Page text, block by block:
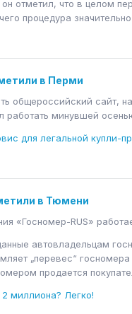
отметил, что в целом
процедура
в Перми
общероссийский сайт,
работать минувшей
для легальной купли-
в Тюмени
«Госномер-RUS»
автовладельцам
„перевес“
продается
миллиона? Легко!